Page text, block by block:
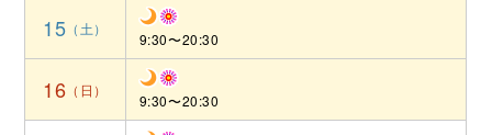
15 9:30〜20:30
16 9:30〜20:30